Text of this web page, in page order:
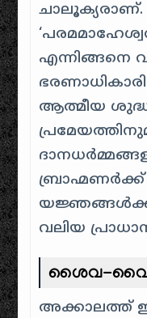
ചാലൂക്യരാണ്.
എന്നിങ്ങനെ
ആത്മീയ
വലിയ
ശൈവ-
അക്കാലത്ത്